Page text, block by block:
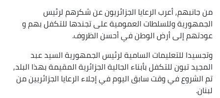
من جانبهم, أعرب الرعايا الجزائريون عن شكرهم لرئيس
الجمهورية وللسلطات العمومية على تجندها للتكفل بهم و
عودتهم إلى أرض الوطن في أحسن الظروف.
وتجسيدا للتعليمات السامية لرئيس الجمهورية السيد عبد
المجيد تبون للتكفل بأبناء الجالية الجزائرية المقيمة بهذا البلد,
تم الشروع في وقت سابق اليوم في إجلاء الرعايا الجزائريين من
لبنان.